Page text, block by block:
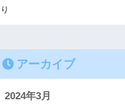
り
アーカイブ
2024年3月